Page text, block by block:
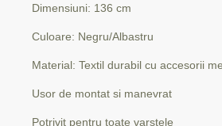
Dimensiuni: 136 cm
Culoare: Negru/Albastru
Material: Textil durabil cu accesorii
Usor de montat si manevrat
Potrivit pentru toate varstele